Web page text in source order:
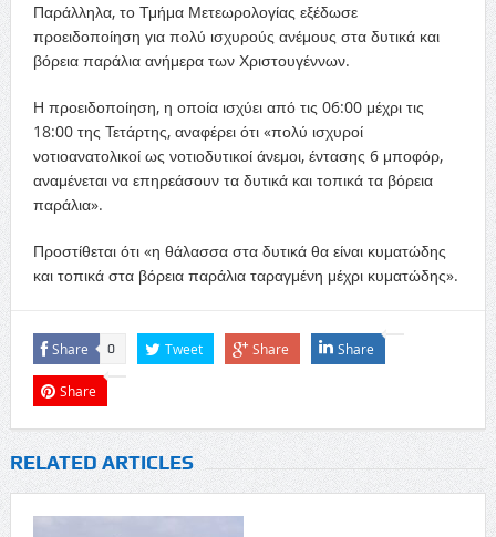
Παράλληλα, το Τμήμα Μετεωρολογίας εξέδωσε
προειδοποίηση για πολύ ισχυρούς ανέμους στα δυτικά και
βόρεια παράλια ανήμερα των Χριστουγέννων.
Η προειδοποίηση, η οποία ισχύει από τις 06:00 μέχρι τις
18:00 της Τετάρτης, αναφέρει ότι «πολύ ισχυροί
νοτιοανατολικοί ως νοτιοδυτικοί άνεμοι, έντασης 6 μποφόρ,
αναμένεται να επηρεάσουν τα δυτικά και τοπικά τα βόρεια
παράλια».
Προστίθεται ότι «η θάλασσα στα δυτικά θα είναι κυματώδης
και τοπικά στα βόρεια παράλια ταραγμένη μέχρι κυματώδης».
Share 0 Tweet Share Share
Share
RELATED ARTICLES